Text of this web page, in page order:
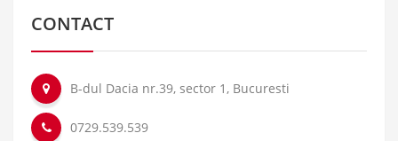
CONTACT
B-dul Dacia nr.39, sector 1, Bucuresti
0729.539.539